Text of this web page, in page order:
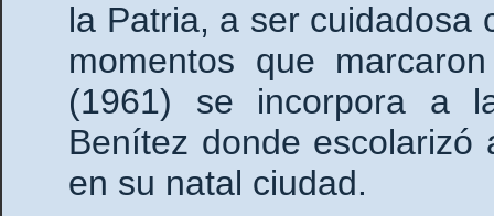
la Patria, a ser cuidadosa
momentos que
(1961) se incorpora a
Benítez donde escolarizó
en su natal ciudad.